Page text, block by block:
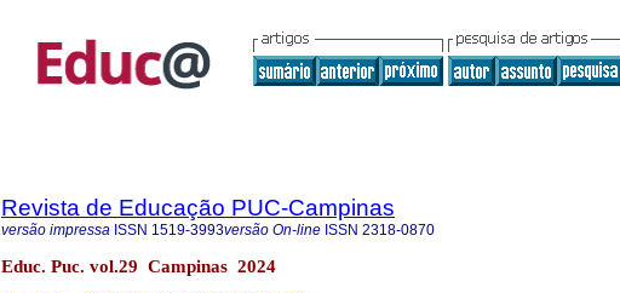
Revista de Educação PUC-Campinas
versão impressa ISSN 1519-3993versão On-line ISSN 2318-0870
Educ. Puc. vol.29 Campinas 2024